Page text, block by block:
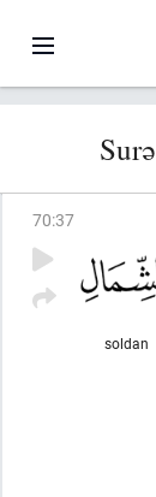
70:37
soldan